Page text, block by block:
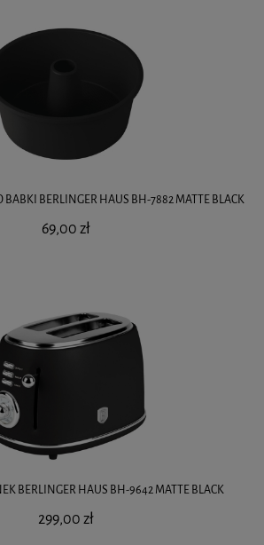
BABKI BERLINGER HAUS BH-7882 MATTE BLACK
69,00 zł
BERLINGER HAUS BH-9642 MATTE BLACK
299,00 zł